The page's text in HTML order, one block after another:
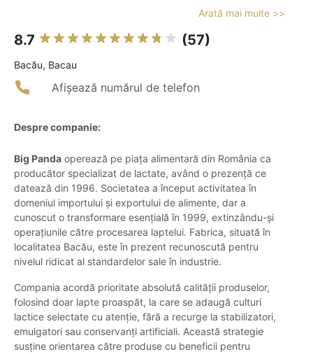
Arată mai multe >>
8.7 (57)
Bacău, Bacau
Afișează numărul de telefon
Despre companie:
Big Panda operează pe piața alimentară din România ca
producător specializat de lactate, având o prezență ce
datează din 1996. Societatea a început activitatea în
domeniul importului și exportului de alimente, dar a
cunoscut o transformare esențială în 1999, extinzându-și
operațiunile către procesarea laptelui. Fabrica, situată în
localitatea Bacău, este în prezent recunoscută pentru
nivelul ridicat al standardelor sale în industrie.
Compania acordă prioritate absolută calității produselor,
folosind doar lapte proaspăt, la care se adaugă culturi
lactice selectate cu atenție, fără a recurge la stabilizatori,
emulgatori sau conservanți artificiali. Această strategie
susține orientarea către produse cu beneficii pentru